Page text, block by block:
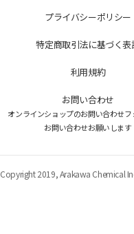
プライバシーポリシー
特定商取引法に基づく表
利用規約
お問い合わせ
オンラインショップのお問い合わせフ
お問い合わせお願いします
Copyright 2019, Arakawa Chemical